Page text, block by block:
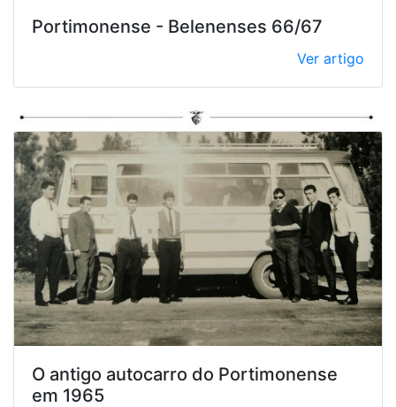
Portimonense - Belenenses 66/67
Ver artigo
O antigo autocarro do Portimonense
em 1965